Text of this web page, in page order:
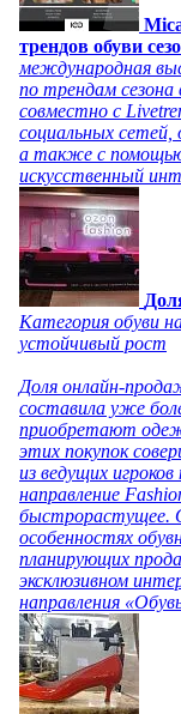
трендов обуви
международная
по трендам
совместно с
социальных сетей,
а также с
искусственный
Категория обуви
устойчивый рост
Доля онлайн-
составила уже
приобретают
этих покупок
из ведущих
направление
быстрорастущее.
особенностях
планирующих
эксклюзивном
направления